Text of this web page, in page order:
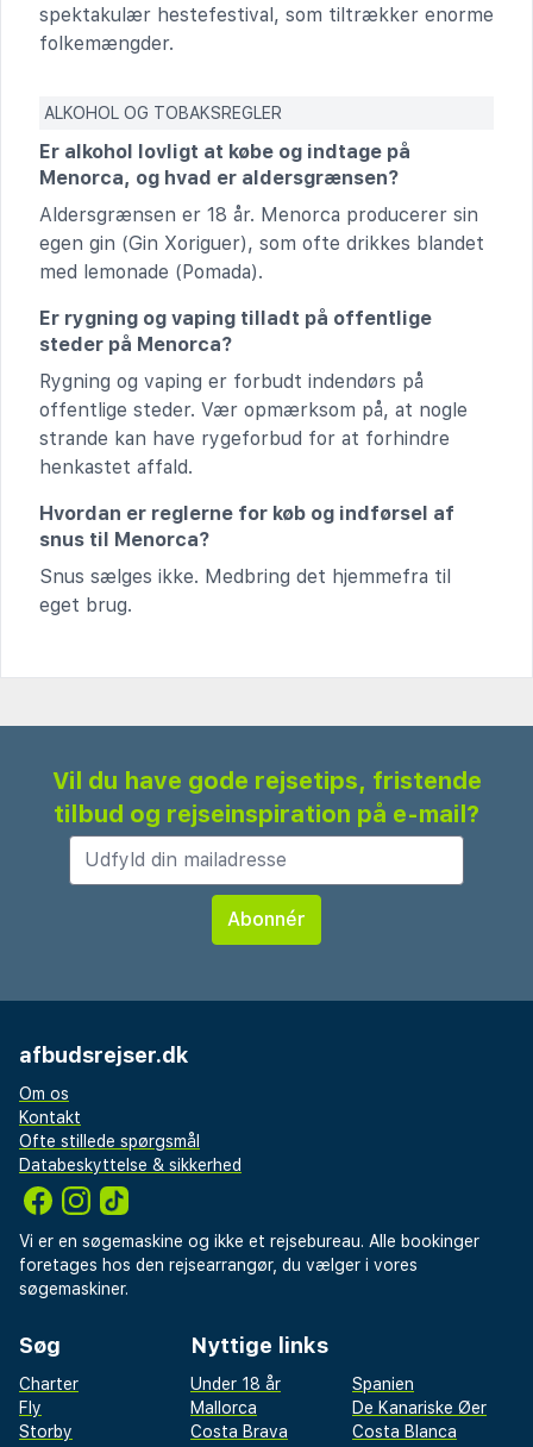
spektakulær hestefestival, som tiltrækker enorme
folkemængder.
ALKOHOL OG TOBAKSREGLER
Er alkohol lovligt at købe og indtage på
Menorca, og hvad er aldersgrænsen?
Aldersgrænsen er 18 år. Menorca producerer sin
egen gin (Gin Xoriguer), som ofte drikkes blandet
med lemonade (Pomada).
Er rygning og vaping tilladt på offentlige
steder på Menorca?
Rygning og vaping er forbudt indendørs på
offentlige steder. Vær opmærksom på, at nogle
strande kan have rygeforbud for at forhindre
henkastet affald.
Hvordan er reglerne for køb og indførsel af
snus til Menorca?
Snus sælges ikke. Medbring det hjemmefra til
eget brug.
Vil du have gode rejsetips, fristende
tilbud og rejseinspiration på e-mail?
afbudsrejser.dk
Om os
Kontakt
Ofte stillede spørgsmål
Databeskyttelse & sikkerhed
Vi er en søgemaskine og ikke et rejsebureau. Alle bookinger
foretages hos den rejsearrangør, du vælger i vores
søgemaskiner.
Søg
Charter
Fly
Storby
Nyttige links
Under 18 år
Spanien
Mallorca
De Kanariske Øer
Costa Brava
Costa Blanca